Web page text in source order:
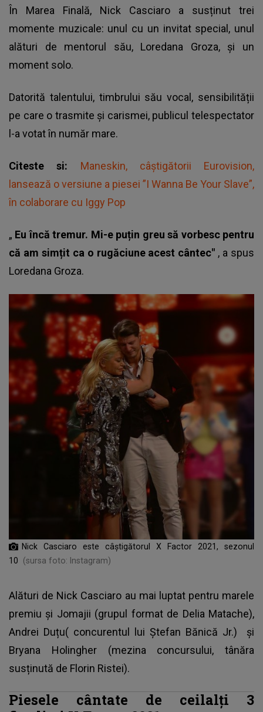
În Marea Finală, Nick Casciaro a susținut trei
momente muzicale: unul cu un invitat special, unul
alături de mentorul său, Loredana Groza, și un
moment solo.
Datorită talentului, timbrului său vocal, sensibilității
pe care o trasmite și carismei, publicul telespectator
l-a votat în număr mare.
Citeste si: Maneskin, câştigătorii Eurovision,
lansează o versiune a piesei ”I Wanna Be Your Slave”,
în colaborare cu Iggy Pop
„ Eu încă tremur. Mi-e puțin greu să vorbesc pentru
că am simțit ca o rugăciune acest cântec" , a spus
Loredana Groza.
Nick Casciaro este câștigătorul X Factor 2021, sezonul
10
(sursa foto: Instagram)
Alături de Nick Casciaro au mai luptat pentru marele
premiu și Jomajii (grupul format de Delia Matache),
Andrei Duțu( concurentul lui Ștefan Bănică Jr.) și
Bryana Holingher (mezina concursului, tânăra
susținută de Florin Ristei).
Piesele cântate de ceilalți 3